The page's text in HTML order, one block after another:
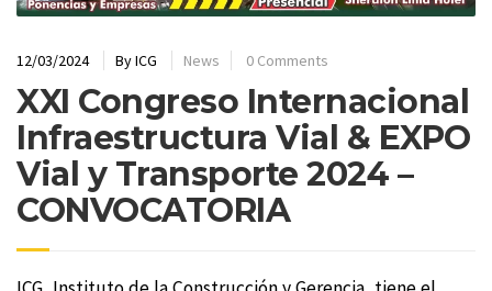
12/03/2024 ByICG News 0 Comments
XXI Congreso Internacional
Infraestructura Vial & EXPO
Vial y Transporte 2024 –
CONVOCATORIA